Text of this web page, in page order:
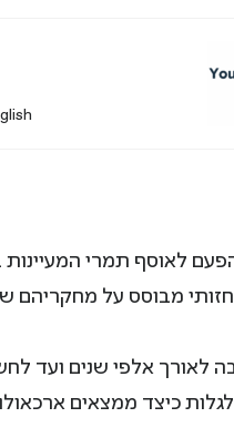
לאוסף תמרי
מבוסס על מחקריהם
אלפי שנים ועד
כיצד ממצאים